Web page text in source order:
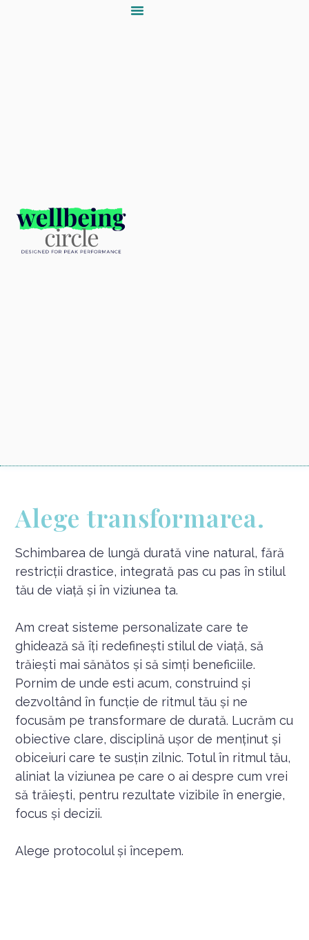
Alege transformarea.
Schimbarea de lungă durată vine natural, fără
restricții drastice, integrată pas cu pas în stilul
tău de viață și în viziunea ta.
Am creat sisteme personalizate care te
ghidează să îți redefinești stilul de viață, să
trăiești mai sănătos și să simți beneficiile.
Pornim de unde esti acum, construind și
dezvoltând în funcție de ritmul tău și ne
focusăm pe transformare de durată. Lucrăm cu
obiective clare, disciplină ușor de menținut și
obiceiuri care te susțin zilnic. Totul în ritmul tău,
aliniat la viziunea pe care o ai despre cum vrei
să trăiești, pentru rezultate vizibile în energie,
focus și decizii.
Alege protocolul și începem.